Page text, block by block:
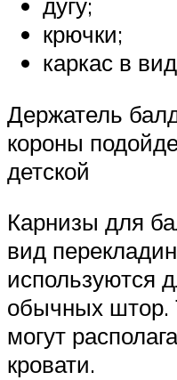
крючки;
каркас в
Держатель
короны
детской
Карнизы для
вид
используются
обычных штор.
могут
кровати.